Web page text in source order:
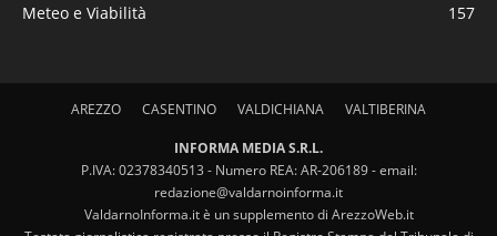
Meteo e Viabilità
157
AREZZO CASENTINO VALDICHIANA VALTIBERINA
INFORMA MEDIA S.R.L.
P.IVA: 02378340513 - Numero REA: AR-206189 - email:
redazione@valdarnoinforma.it
ValdarnoInforma.it è un supplemento di ArezzoWeb.it